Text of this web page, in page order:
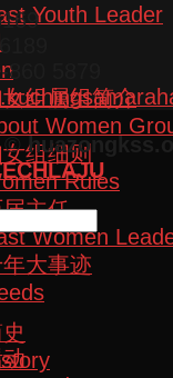
Youth Leader
组属组简介
Women
组细则
Rules
主任
Women
大事迹
5879
©